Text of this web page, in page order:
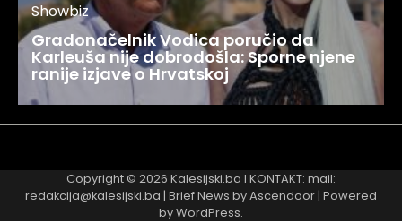
Showbiz
Gradonačelnik Vodica poručio da
Karleuša nije dobrodošla: Sporne njene
ranije izjave o Hrvatskoj
Copyright © 2026 Kalesijski.ba I KONTAKT: mail:
redakcija@kalesijski.ba | Brief News byAscendoor | Powered
byWordPress.